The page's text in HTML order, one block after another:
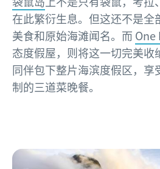
在此繁衍生息。但这还不是全
美食和原始海滩闻名。而 One
态度假屋，则将这一切完美收
同伴包下整片海滨度假区，享
制的三道菜晚餐。